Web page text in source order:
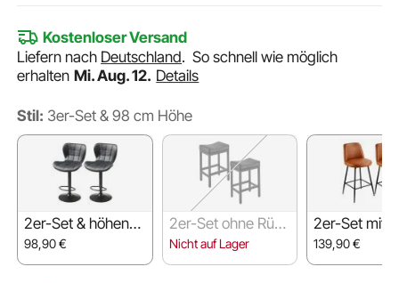
Kostenloser Versand
Liefern nach Deutschland.So schnell wie möglich
erhalten Mi. Aug. 12. Details
Stil: 3er-Set & 98 cm Höhe
2er-Set & höhenve
rstellbar
98,90€
2er-Set ohne Rück
enlehne
Nicht auf Lager
2er-Set mit
nlehne
139,90€